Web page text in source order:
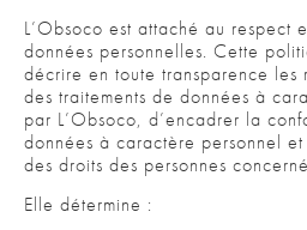
L’Obsoco est attaché au respect
données personnelles. Cette
décrire en toute transparence
des traitements de données à
par L’Obsoco, d’encadrer la
données à caractère personnel
des droits des personnes
Elle détermine :